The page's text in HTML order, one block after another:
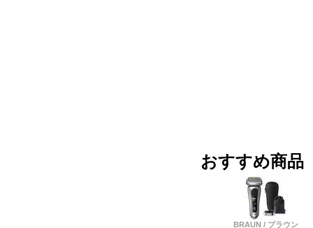
おすすめ商品
BRAUN / ブラウン